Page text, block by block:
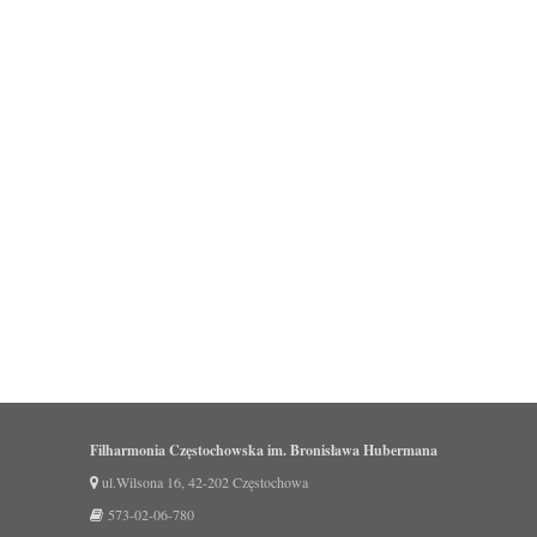
Filharmonia Częstochowska im. Bronisława Hubermana
ul.Wilsona 16, 42-202 Częstochowa
573-02-06-780